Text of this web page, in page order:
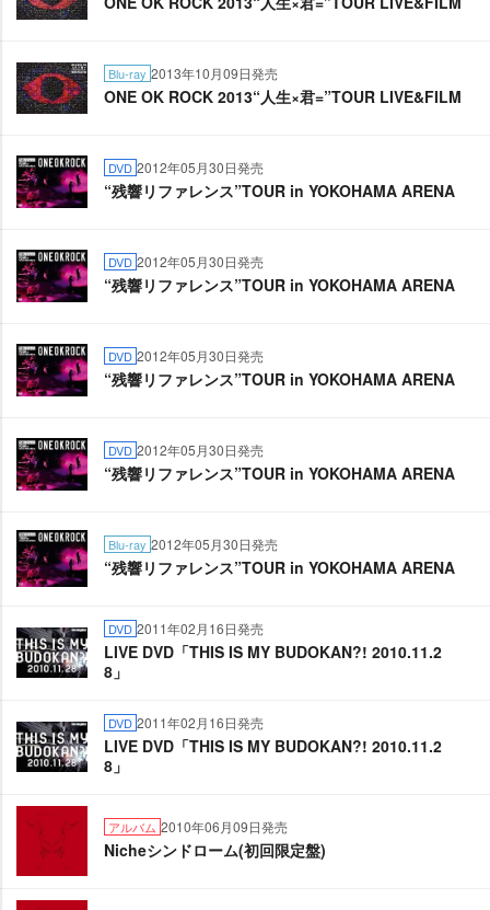
Blu-ray 2013年10月09日発売
ONE OK ROCK 2013“人生×君=”TOUR LIVE&FILM
DVD 2012年05月30日発売
“残響リファレンス”TOUR in YOKOHAMA ARENA
DVD 2012年05月30日発売
“残響リファレンス”TOUR in YOKOHAMA ARENA
DVD 2012年05月30日発売
“残響リファレンス”TOUR in YOKOHAMA ARENA
DVD 2012年05月30日発売
“残響リファレンス”TOUR in YOKOHAMA ARENA
Blu-ray 2012年05月30日発売
“残響リファレンス”TOUR in YOKOHAMA ARENA
DVD 2011年02月16日発売
LIVE DVD「THIS IS MY BUDOKAN?! 2010.11.2
8」
DVD 2011年02月16日発売
LIVE DVD「THIS IS MY BUDOKAN?! 2010.11.2
8」
アルバム 2010年06月09日発売
Nicheシンドローム(初回限定盤)